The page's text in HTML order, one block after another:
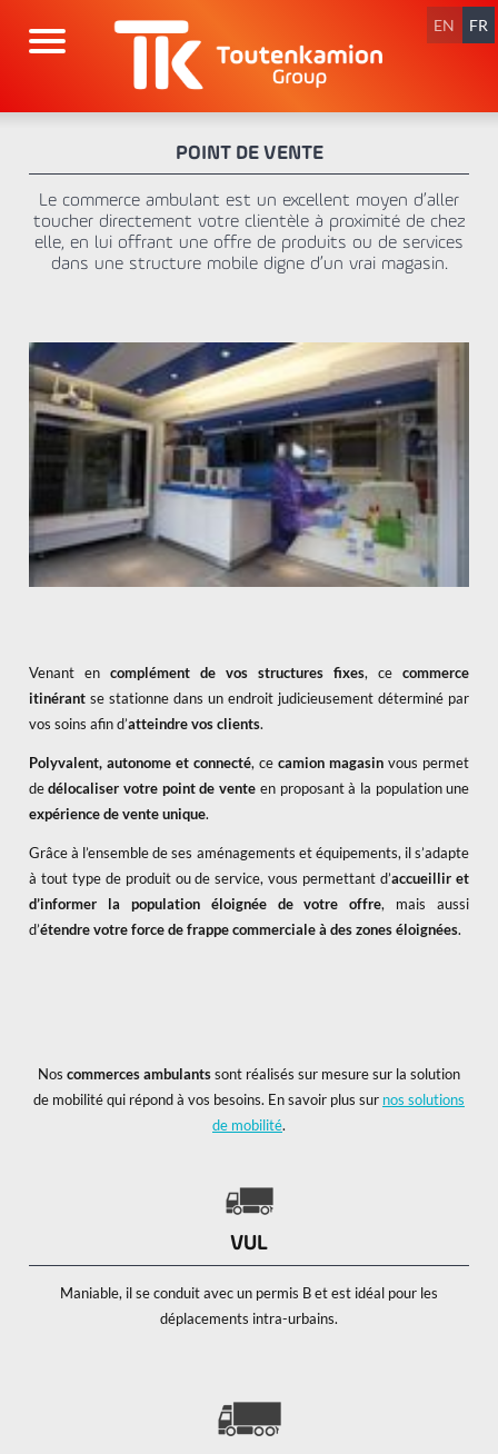
contenu
EN FR
POINT DE VENTE
Le commerce ambulant est un excellent moyen d’aller
toucher directement votre clientèle à proximité de chez
elle, en lui offrant une offre de produits ou de services
dans une structure mobile digne d’un vrai magasin.
Venant en complément de vos structures fixes, cecommerce
itinérantse stationne dans un endroit judicieusement déterminé par
vos soins afin d’atteindre vos clients.
Polyvalent, autonome et connecté, cecamion magasin vous permet
dedélocaliser votre point de vente en proposant à la population une
expérience de vente unique.
Grâce à l’ensemble de ses aménagements et équipements, il s’adapte
à tout type de produit ou de service, vous permettant d’accueillir et
d’informer la population éloignée de votre offre, mais aussi
d’étendre votre force de frappe commerciale à des zones éloignées.
Nos commerces ambulantssont réalisés sur mesure sur la solution
de mobilité qui répond à vos besoins. En savoir plus sur nos solutions
de mobilité.
VUL
Maniable, il se conduit avec un permis B et est idéal pour les
déplacements intra-urbains.